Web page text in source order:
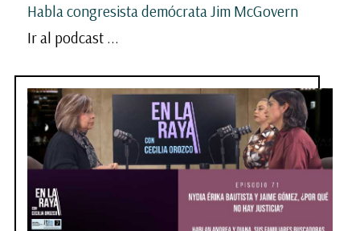
Habla congresista demócrata Jim McGovern
Ir al podcast ...